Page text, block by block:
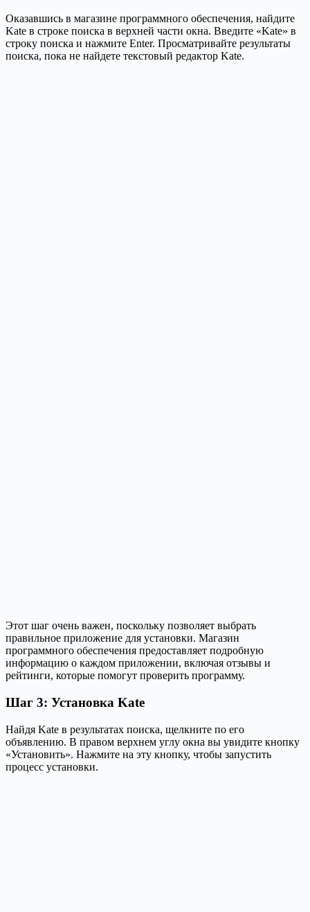
Оказавшись в магазине программного обеспечения, найдите
Kate в строке поиска в верхней части окна. Введите «Kate» в
строку поиска и нажмите Enter. Просматривайте результаты
поиска, пока не найдете текстовый редактор Kate.
Этот шаг очень важен, поскольку позволяет выбрать
правильное приложение для установки. Магазин
программного обеспечения предоставляет подробную
информацию о каждом приложении, включая отзывы и
рейтинги, которые помогут проверить программу.
Шаг 3: Установка Kate
Найдя Kate в результатах поиска, щелкните по его
объявлению. В правом верхнем углу окна вы увидите кнопку
«Установить». Нажмите на эту кнопку, чтобы запустить
процесс установки.